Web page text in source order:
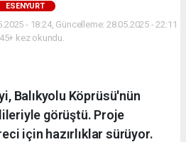
ESENYURT
- 18:24, Güncelleme: 28.05.2025 - 22:11
kez okundu.
Balıkyolu Köprüsü'nün
görüştü. Proje
için hazırlıklar sürüyor.